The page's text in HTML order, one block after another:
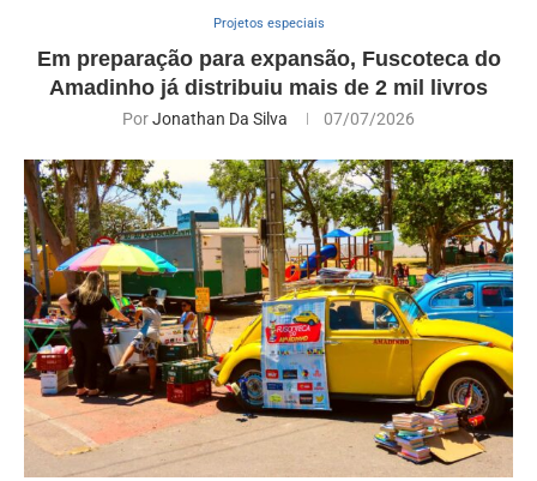
Projetos especiais
Em preparação para expansão, Fuscoteca do
Amadinho já distribuiu mais de 2 mil livros
PorJonathan Da Silva 07/07/2026